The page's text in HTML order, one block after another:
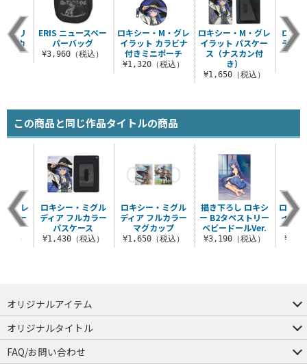
ロキシー・M・グレ
イラット カラビナ
付きミニポーチ
¥1,320（税込）
ロキシー・M・グレ
イラット パスケー
ス（ナスカン付
き）
¥1,650（税込）
ロキ
ディ
プリ
ンカ
ERIS ニュースペー
パーバッグ
¥3,960（税込）
この商品と同じ作品タイトルの商品
ロキシー・ミグル
ディア フルカラー
マグカップ
¥1,650（税込）
描き下ろし ロキシ
ー B2タペストリー
ベビードールVer.
¥3,190（税込）
ロキシ
イラ
マ
・グレ
ワー
込）
ロキシー・ミグル
ディア フルカラー
パスケース
¥1,430（税込）
オリジナルアイテム
つままれ
つかまれ
ピョコッテ
オリジナルタイトル
アイテムヤ
ミスカトニック大學購買部
FAQ/お問い合わせ